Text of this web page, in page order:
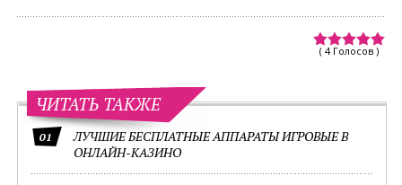
( 4 Голосов )
ЧИТАТЬ ТАКЖЕ
01
ЛУЧШИЕ БЕСПЛАТНЫЕ АППАРАТЫ ИГРОВЫЕ В
ОНЛАЙН-КАЗИНО